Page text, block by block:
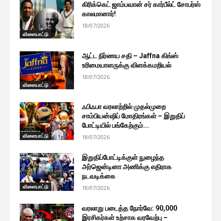
விளையாட்டு
கிரிக்கெட் ஜாம்பவான் சர் கார்பீல்ட் சோபர்ஸ்
காலமானார்!
18/07/2026
விளையாட்டு
ஆட்ட நிர்ணய சதி – Jaffna கிங்ஸ்
உரிமையாளருக்கு விளக்கமறியல்
18/07/2026
விளையாட்டு
ஃபிஃபா வரலாற்றில் முதல்முறை
சாம்பியன்ஷிப் மோதிரங்கள் – இறுதிப்
போட்டியில் பங்கேற்கும்...
18/07/2026
விளையாட்டு
இறுதிப்போட்டிக்குள் நுழைந்த
அர்ஜென்டினா அணிக்கு எதிராக
நடவடிக்கை
18/07/2026
வரலாறு படைத்த நோர்வே: 90,000
இரசிகர்கள் உற்சாக வரவேற்பு –